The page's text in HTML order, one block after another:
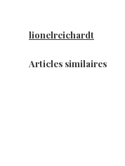
lionelreichardt
Articles similaires